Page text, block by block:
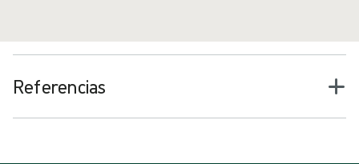
Referencias